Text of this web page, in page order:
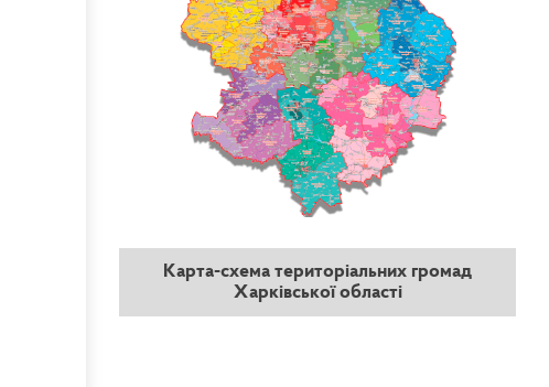
Карта-схема територіальних громад
Харківської області